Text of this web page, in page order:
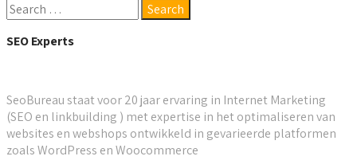
SEO Experts
SeoBureau staat voor 20 jaar ervaring in Internet Marketing
(SEO en linkbuilding ) met expertise in het optimaliseren van
websites en webshops ontwikkeld in gevarieerde platformen
zoals WordPress en Woocommerce